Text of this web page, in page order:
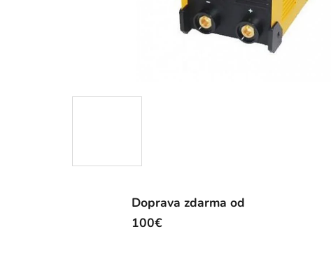
Doprava zdarma od
100€